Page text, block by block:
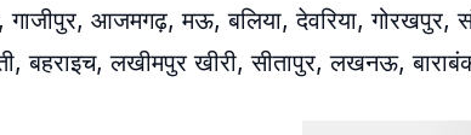
गाजीपुर, आजमगढ़, मऊ, बलिया, देवरिया, गोरखपुर,
बहराइच, लखीमपुर खीरी, सीतापुर, लखनऊ,